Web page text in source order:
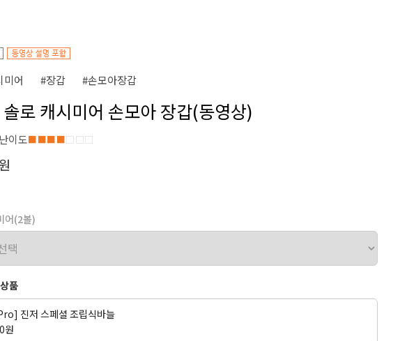
미어 #장갑 #손모아장갑
로 캐시미어 손모아 장갑(동영상)
난이도■■■■□□□
어(2볼)
품
진저 스페셜 조립식바늘
원